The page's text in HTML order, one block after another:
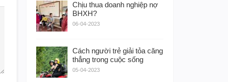
Chịu thua doanh nghiệp nợ
BHXH?
06-04-2023
Cách người trẻ giải tỏa căng
thẳng trong cuộc sống
05-04-2023